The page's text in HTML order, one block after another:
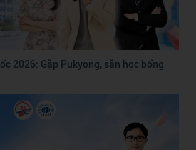
2026: Gặp Pukyong, săn học bổng